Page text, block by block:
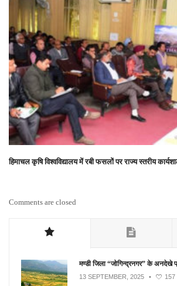
हिमाचल कृषि विश्वविद्यालय में रबी फसलों पर राज्य स्तरीय
Comments are closed
मण्डी जिला “जोगिन्द्रनगर” के अनदेखे
13 SEPTEMBER, 2025 • 157